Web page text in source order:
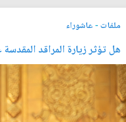
ملفات - عاشوراء
هل تؤثر زيارة المراقد